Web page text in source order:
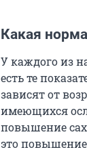
Какая
У каждого из
есть те
зависят от
имеющихся
повышение
это